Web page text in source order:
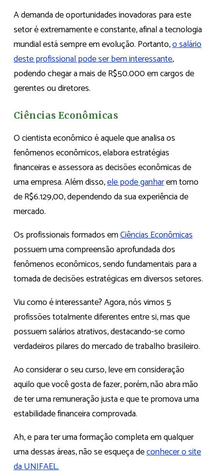
A demanda de oportunidades inovadoras para este
setor é extremamente e constante, afinal a tecnologia
mundial está sempre em evolução. Portanto,o salário
deste profissional pode ser bem interessante,
podendo chegar a mais de R$50.000 em cargos de
gerentes ou diretores.
Ciências Econômicas
O cientista econômico é aquele que analisa os
fenômenos econômicos, elabora estratégias
financeiras e assessora as decisões econômicas de
uma empresa. Além disso,ele pode ganharem torno
de R$6.129,00, dependendo da sua experiência de
mercado.
Os profissionais formados emCiências Econômicas
possuem uma compreensão aprofundada dos
fenômenos econômicos, sendo fundamentais para a
tomada de decisões estratégicas em diversos setores.
Viu como é interessante? Agora, nós vimos 5
profissões totalmente diferentes entre si, mas que
possuem salários atrativos, destacando-se como
verdadeiros pilares do mercado de trabalho brasileiro.
Ao considerar o seu curso, leve em consideração
aquilo que você gosta de fazer, porém, não abra mão
de ter uma remuneração justa e que te promova uma
estabilidade financeira comprovada.
Ah, e para ter uma formação completa em qualquer
uma dessas áreas, não se esqueça deconhecer o site
da UNIFAEL.